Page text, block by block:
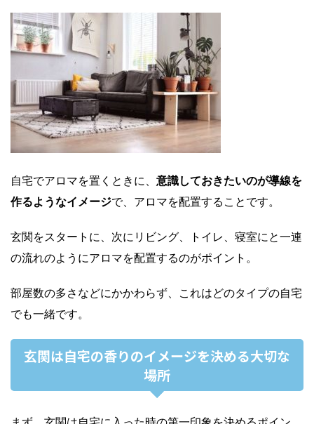
自宅でアロマを置くときに、 意識しておきたいのが導線を
作るようなイメージで、アロマを配置することです。
玄関をスタートに、次にリビング、トイレ、寝室にと一連
の流れのようにアロマを配置するのがポイント。
部屋数の多さなどにかかわらず、これはどのタイプの自宅
でも一緒です。
玄関は自宅の香りのイメージを決める大切な
場所